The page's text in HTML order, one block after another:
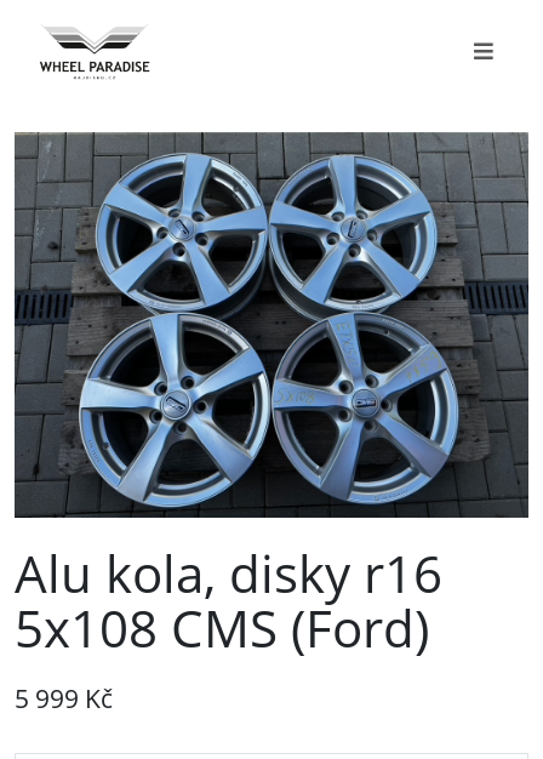
Alu kola, disky r16
5x108 CMS (Ford)
5 999 Kč